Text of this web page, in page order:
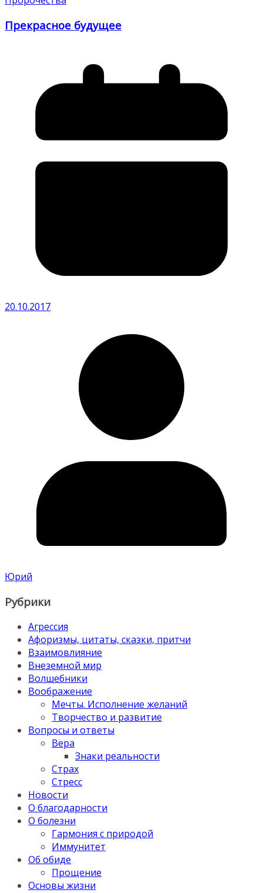
Прекрасное будущее
20.10.2017
Юрий
Рубрики
Агрессия
Афоризмы, цитаты, сказки, притчи
Взаимовлияние
Внеземной мир
Волшебники
Воображение
Мечты. Исполнение желаний
Творчество и развитие
Вопросы и ответы
Вера
Знаки реальности
Страх
Стресс
Новости
О благодарности
О болезни
Гармония с природой
Иммунитет
Об обиде
Прощение
Основы жизни